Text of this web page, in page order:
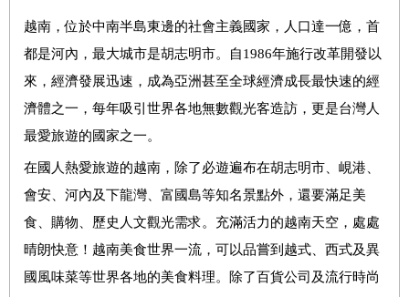
越南，位於中南半島東邊的社會主義國家，人口達一億，首
都是河內，最大城市是胡志明市。自1986年施行改革開發以
來，經濟發展迅速，成為亞洲甚至全球經濟成長最快速的經
濟體之一，每年吸引世界各地無數觀光客造訪，更是台灣人
最愛旅遊的國家之一。
在國人熱愛旅遊的越南，除了必遊遍布在胡志明市、峴港、
會安、河內及下龍灣、富國島等知名景點外，還要滿足美
食、購物、歷史人文觀光需求。充滿活力的越南天空，處處
晴朗快意！越南美食世界一流，可以品嘗到越式、西式及異
國風味菜等世界各地的美食料理。除了百貨公司及流行時尚